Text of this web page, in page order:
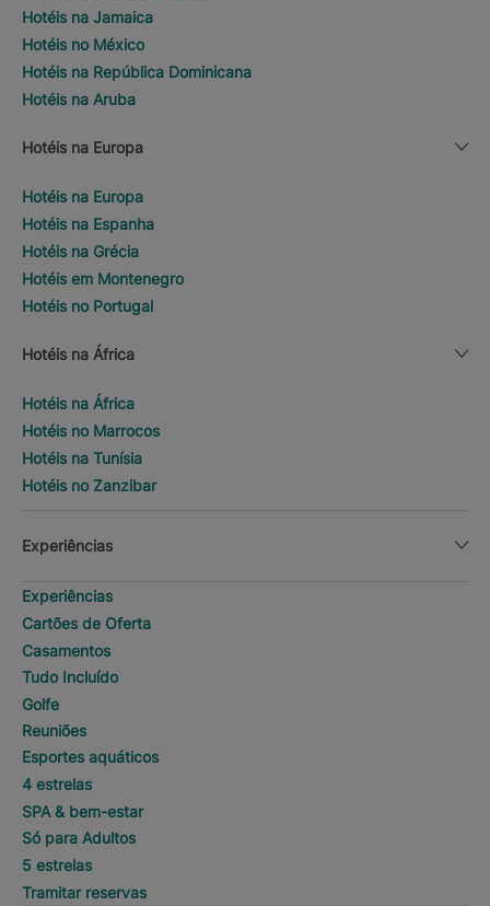
Hotéis na Jamaica
Hotéis no México
Hotéis na República Dominicana
Hotéis na Aruba
Hotéis na Europa
Hotéis na Europa
Hotéis na Espanha
Hotéis na Grécia
Hotéis em Montenegro
Hotéis no Portugal
Hotéis na África
Hotéis na África
Hotéis no Marrocos
Hotéis na Tunísia
Hotéis no Zanzibar
Experiências
Experiências
Cartões de Oferta
Casamentos
Tudo Incluído
Golfe
Reuniões
Esportes aquáticos
4 estrelas
SPA & bem-estar
Só para Adultos
5 estrelas
Tramitar reservas